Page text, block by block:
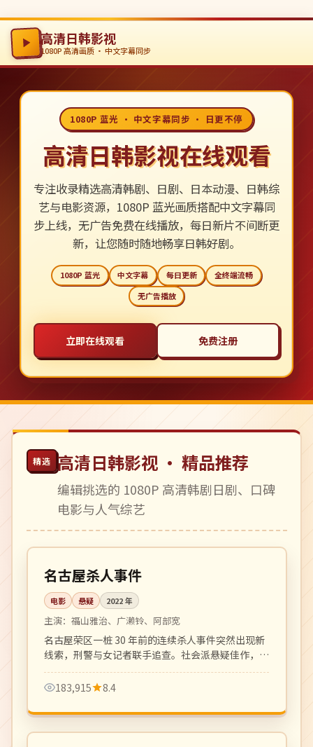
高清日韩影视
1080P 高清画质 · 中文字幕同步
1080P 蓝光 · 中文字幕同步 · 日更不停
高清日韩影视在线观看
专注收录精选高清韩剧、日剧、日本动漫、日韩综
艺与电影资源，1080P 蓝光画质搭配中文字幕同
步上线，无广告免费在线播放，每日新片不间断更
新，让您随时随地畅享日韩好剧。
1080P 蓝光 中文字幕 每日更新
全终端流畅
无广告播放
立即在线观看 免费注册
精选 高清日韩影视 · 精品推荐
编辑挑选的 1080P 高清韩剧日剧、口碑
电影与人气综艺
日本
高分
名古屋杀人事件
电影 悬疑 2022年
主演： 福山雅治、广濑铃、阿部宽
名古屋荣区一桩 30 年前的连续杀人事件突然出现新
线索，刑警与女记者联手追查。社会派悬疑佳作，反
转层层递进。
183,915
8.4
4K 148 分钟